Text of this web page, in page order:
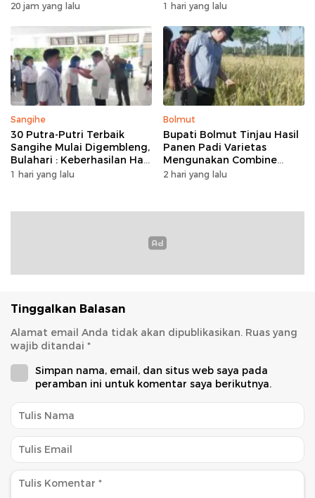
Minahasa, Padukan Tugas
20 jam yang lalu
Program Keringanan Pajak
Kelapa
1 hari yang lalu
Sangihe
30 Putra-Putri Terbaik
Sangihe Mulai Digembleng,
Bulahari : Keberhasilan Hari
Ini Bukan Garis Akhir Tapi
1 hari yang lalu
Bolmut
Bupati Bolmut Tinjau Hasil
Panen Padi Varietas
Mengunakan Combine
Harvester
2 hari yang lalu
Tinggalkan Balasan
Alamat email Anda tidak akan dipublikasikan. Ruas yang
wajib ditandai *
Simpan nama, email, dan situs web saya pada
peramban ini untuk komentar saya berikutnya.